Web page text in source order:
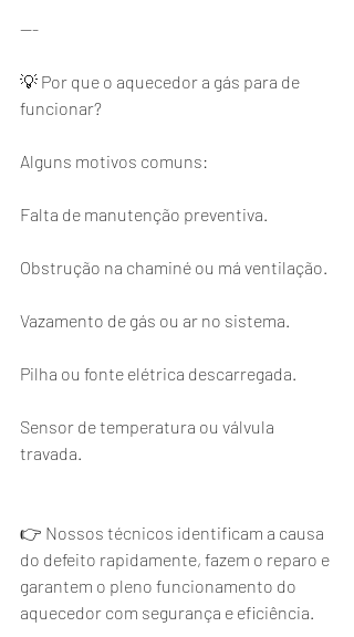
---
💡 Por que o aquecedor a gás para de
funcionar?
Alguns motivos comuns:
Falta de manutenção preventiva.
Obstrução na chaminé ou má ventilação.
Vazamento de gás ou ar no sistema.
Pilha ou fonte elétrica descarregada.
Sensor de temperatura ou válvula
travada.
👉 Nossos técnicos identificam a causa
do defeito rapidamente, fazem o reparo e
garantem o pleno funcionamento do
aquecedor com segurança e eficiência.